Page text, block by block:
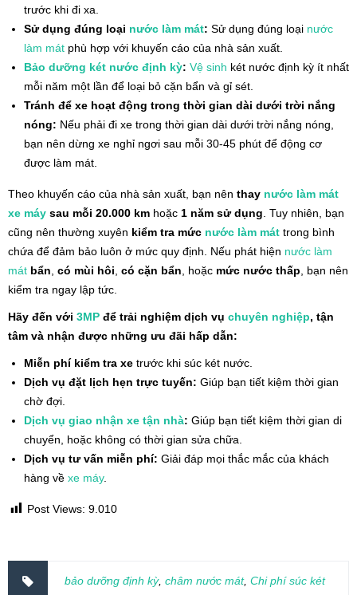
trước khi đi xa.
Sử dụng đúng loại nước làm mát: Sử dụng đúng loại nước
làm mát phù hợp với khuyến cáo của nhà sản xuất.
Bảo dưỡng két nước định kỳ: Vệ sinh két nước định kỳ ít nhất
mỗi năm một lần để loại bỏ cặn bẩn và gỉ sét.
Tránh để xe hoạt động trong thời gian dài dưới trời nắng
nóng: Nếu phải đi xe trong thời gian dài dưới trời nắng nóng,
bạn nên dừng xe nghỉ ngơi sau mỗi 30-45 phút để động cơ
được làm mát.
Theo khuyến cáo của nhà sản xuất, bạn nên thay nước làm mát
xe máy sau mỗi 20.000 km hoặc 1 năm sử dụng . Tuy nhiên, bạn
cũng nên thường xuyên kiểm tra mức nước làm mát trong bình
chứa để đảm bảo luôn ở mức quy định. Nếu phát hiện nước làm
mát bẩn có mùi hôi có cặn bẩn , hoặc mức nước thấp , bạn nên
kiểm tra ngay lập tức.
Hãy đến với 3MP để trải nghiệm dịch vụ chuyên nghiệp, tận
tâm và nhận được những ưu đãi hấp dẫn:
Miễn phí kiểm tra xe trước khi súc két nước.
Dịch vụ đặt lịch hẹn trực tuyến: Giúp bạn tiết kiệm thời gian
chờ đợi.
Dịch vụ giao nhận xe tận nhà: Giúp bạn tiết kiệm thời gian di
chuyển, hoặc không có thời gian sửa chữa.
Dịch vụ tư vấn miễn phí: Giải đáp mọi thắc mắc của khách
hàng về xe máy.
Post Views: 9.010
bảo dưỡng định kỳ, châm nước mát, Chi phí súc két